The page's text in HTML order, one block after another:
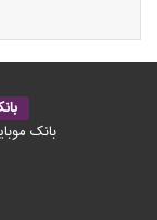
بانک